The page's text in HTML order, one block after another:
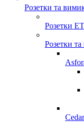
Розетки та
Розетки
Розетки